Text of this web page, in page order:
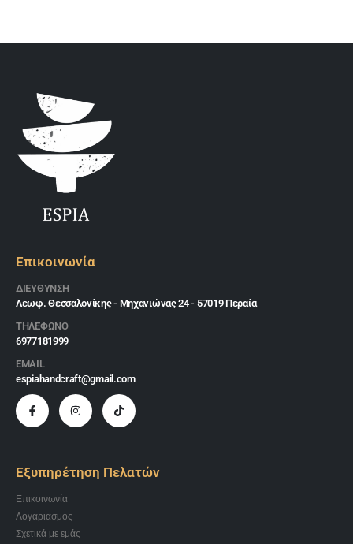
Επικοινωνία
ΔΙΕΎΘΥΝΣΗ
Λεωφ. Θεσσαλονίκης - Μηχανιώνας 24 - 57019 Περαία
ΤΗΛΕΦΩΝΟ
6977181999
EMAIL
espiahandcraft@gmail.com
Εξυπηρέτηση Πελατών
Επικοινωνία
Λογαριασμός
Σχετικά με εμάς